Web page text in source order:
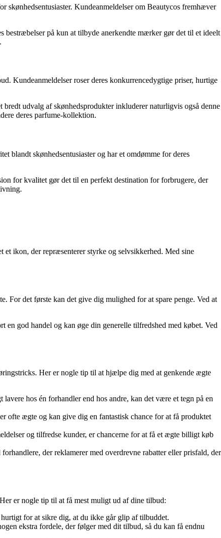
skønhedsentusiaster. Kundeanmeldelser om Beautycos fremhæver
bestræbelser på kun at tilbyde anerkendte mærker gør det til et ideelt
Kundeanmeldelser roser deres konkurrencedygtige priser, hurtige
udvalg af skønhedsprodukter inkluderer naturligvis også denne
deres parfume-kollektion.
blandt skønhedsentusiaster og har et omdømme for deres
for kvalitet gør det til en perfekt destination for forbrugere, der
ikon, der repræsenterer styrke og selvsikkerhed. Med sine
For det første kan det give dig mulighed for at spare penge. Ved at
god handel og kan øge din generelle tilfredshed med købet. Ved
Her er nogle tip til at hjælpe dig med at genkende ægte
hos én forhandler end hos andre, kan det være et tegn på en
ofte ægte og kan give dig en fantastisk chance for at få produktet
og tilfredse kunder, er chancerne for at få et ægte billigt køb
der reklamerer med overdrevne rabatter eller prisfald, der
er nogle tip til at få mest muligt ud af dine tilbud:
for at sikre dig, at du ikke går glip af tilbuddet.
ekstra fordele, der følger med dit tilbud, så du kan få endnu